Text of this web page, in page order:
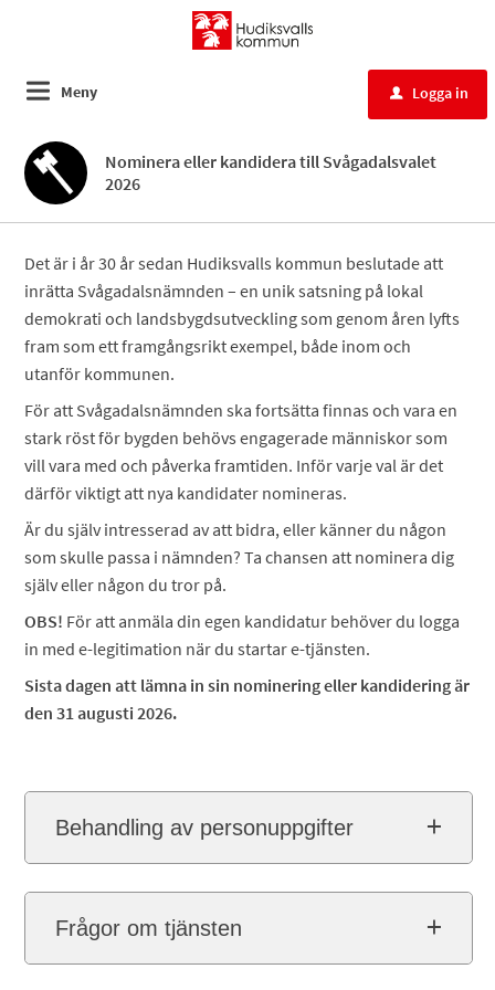
Meny u Logga in
Nominera eller kandidera till Svågadalsvalet
2026
Det är i år 30 år sedan Hudiksvalls kommun beslutade att
inrätta Svågadalsnämnden – en unik satsning på lokal
demokrati och landsbygdsutveckling som genom åren lyfts
fram som ett framgångsrikt exempel, både inom och
utanför kommunen.
För att Svågadalsnämnden ska fortsätta finnas och vara en
stark röst för bygden behövs engagerade människor som
vill vara med och påverka framtiden. Inför varje val är det
därför viktigt att nya kandidater nomineras.
Är du själv intresserad av att bidra, eller känner du någon
som skulle passa i nämnden? Ta chansen att nominera dig
själv eller någon du tror på.
OBS! För att anmäla din egen kandidatur behöver du logga
in med e-legitimation när du startar e-tjänsten.
Sista dagen att lämna in sin nominering eller kandidering är
den 31 augusti 2026.
Behandling av personuppgifter
Frågor om tjänsten